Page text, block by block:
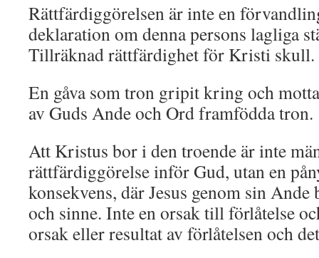
Rättfärdiggörelsen är inte en
deklaration om denna persons lagliga
Tillräknad rättfärdighet för Kristi skull.
En gåva som tron gripit kring och
av Guds Ande och Ord framfödda tron.
Att Kristus bor i den troende är inte
rättfärdiggörelse inför Gud, utan en
konsekvens, där Jesus genom sin
och sinne. Inte en orsak till förlåtelse
orsak eller resultat av förlåtelsen och